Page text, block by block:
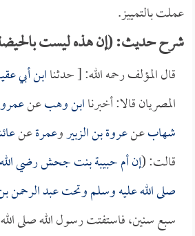
عملت بالتمييز.
شرح حديث: (إن هذه ليست
قال المؤلف رحمه الله: [ حدثناابن أبي
المصريان قالا: أخبرناابن وهبعن
شهابعنعروة بن الزبيروعمرةعن
قالت: (إنأم حبيبة بنت جحشرضي
صلى الله عليه وسلم وتحتعبد
سبع سنين، فاستفتت رسول الله صلى